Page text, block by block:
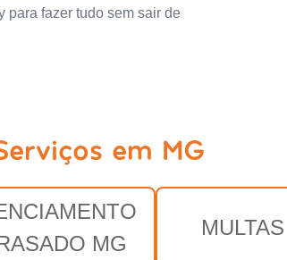
para fazer tudo sem sair de
em MG
MG